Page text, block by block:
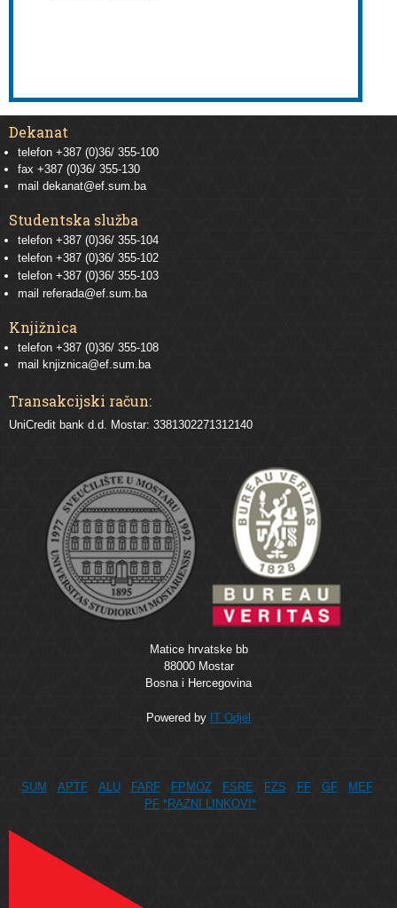
Dekanat
telefon +387 (0)36/ 355-100
fax +387 (0)36/ 355-130
mail dekanat@ef.sum.ba
Studentska služba
telefon +387 (0)36/ 355-104
telefon +387 (0)36/ 355-102
telefon +387 (0)36/ 355-103
mail referada@ef.sum.ba
Knjižnica
telefon +387 (0)36/ 355-108
mail
knjiznica@ef.sum.ba
Transakcijski račun:
UniCredit bank d.d. Mostar: 3381302271312140
Matice hrvatske bb
88000 Mostar
Bosna i Hercegovina
Powered by IT Odjel
SUM APTF ALU FARF FPMOZ FSRE FZS FF GF
MEF
PF *RAZNI LINKOVI*